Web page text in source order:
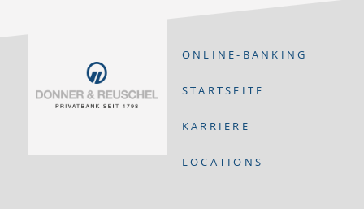
ONLINE-BANKING
STARTSEITE
KARRIERE
LOCATIONS